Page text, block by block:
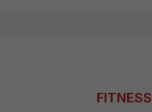
FITNESS